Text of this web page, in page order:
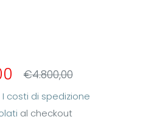
Prezzo
€4.800,00
I costi di spedizione
al checkout